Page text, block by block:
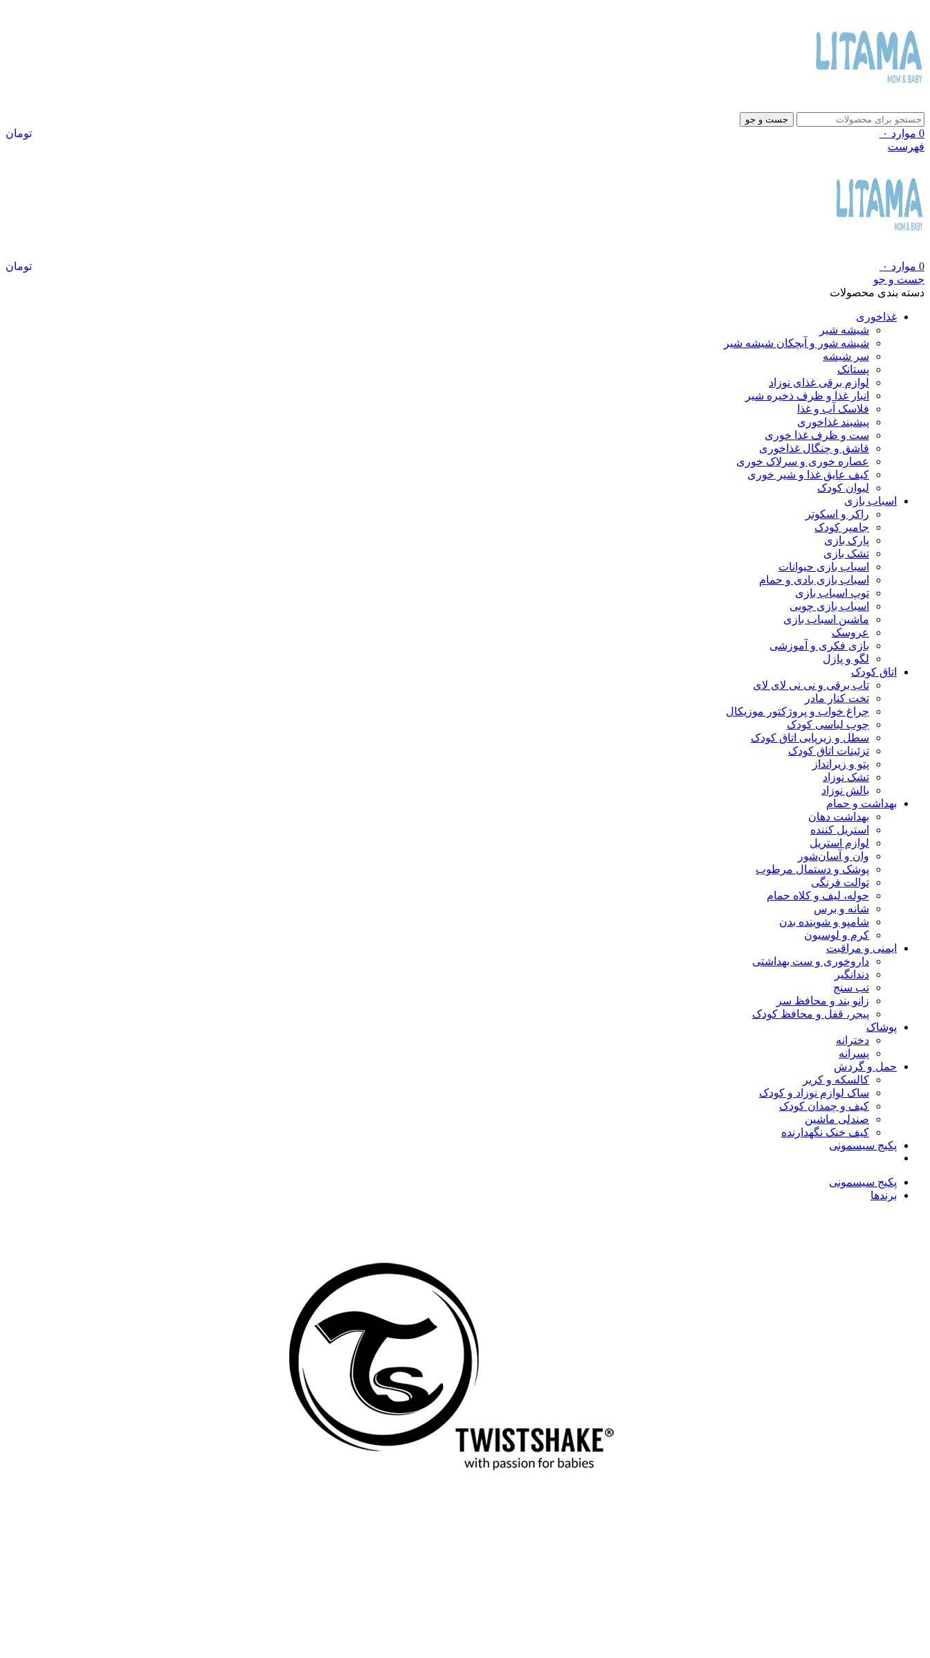
جست و جو
0 موارد ۰
تومان
فهرست
0 موارد ۰
تومان
جست و جو
دسته بندی محصولات
غذاخوری
شیشه شیر
شیشه ‌شور و آبچکان شیشه‌ شیر
سر شیشه
پستانک
لوازم برقی غذای نوزاد
انبار غذا و ظرف ذخیره شیر
فلاسک آب و غذا
پیشبند غذاخوری
ست و ظرف غذا خوری
قاشق و چنگال غذاخوری
عصاره خوری و سرلاک خوری
کیف عایق غذا و شیر خوری
لیوان کودک
اسباب بازی
راکر و اسکوتر
جامپر کودک
پارک بازی
تشک بازی
اسباب بازی حیوانات
اسباب بازی بادی و حمام
توپ اسباب بازی
اسباب بازی چوبی
ماشین اسباب بازی
عروسک
بازی فکری و آموزشی
لگو و پازل
اتاق کودک
تاب برقی و نی نی لای لای
تخت کنار مادر
چراغ خواب و پروژکتور موزیکال
چوب لباسی کودک
سطل و زیرپایی اتاق کودک
تزئینات اتاق کودک
پتو و زیرانداز
تشک نوزاد
بالش نوزاد
بهداشت و حمام
بهداشت دهان
استریل کننده
لوازم استریل
وان و آسان‌شور
پوشک و دستمال مرطوب
توالت فرنگی
حوله، لیف و کلاه حمام
شانه و برس
شامپو و شوینده بدن
کرم و لوسیون
ایمنی و مراقبت
داروخوری و ست بهداشتی
دندانگیر
تب‌ سنج
زانو بند و محافظ سر
پیجر، قفل و محافظ کودک
پوشاک
دخترانه
پسرانه
حمل و گردش
کالسکه و کریر
ساک لوازم نوزاد و کودک
کیف و چمدان کودک
صندلی ماشین
کیف خنک نگهدارنده
پکیج سیسمونی
پکیج سیسمونی
برندها